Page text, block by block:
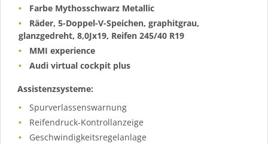
Farbe Mythosschwarz Metallic
Räder, 5-Doppel-V-Speichen, graphitgrau,
glanzgedreht, 8,0Jx19, Reifen 245/40 R19
MMI experience
Audi virtual cockpit plus
Assistenzsysteme:
Spurverlassenswarnung
Reifendruck-Kontrollanzeige
Geschwindigkeitsregelanlage